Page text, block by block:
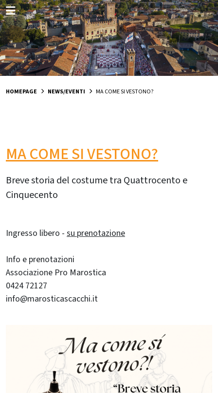
HOMEPAGE NEWS/EVENTI MA COME SI VESTONO?
MA COME SI VESTONO?
Breve storia del costume tra Quattrocento e
Cinquecento
Ingresso libero - su prenotazione
Info e prenotazioni
Associazione Pro Marostica
0424 72127
info@marosticascacchi.it